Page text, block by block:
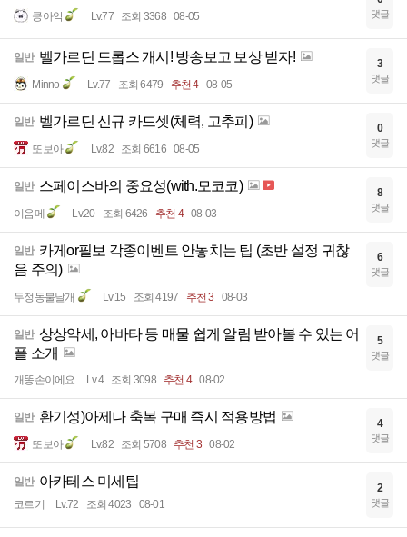
킁아악 Lv.77 조회 3368 08-05 댓글
일반 벨가르딘 드롭스 개시! 방송보고 보상 받자!
Minno Lv.77 조회 6479 추천 4 08-05
3
댓글
일반 벨가르딘 신규 카드셋(체력, 고추피)
또보아 Lv.82 조회 6616 08-05
0
댓글
일반 스페이스바의 중요성(with.모코코)
이음메 Lv.20 조회 6426 추천 4 08-03
8
댓글
일반 카게or필보 각종이벤트 안놓치는 팁 (초반 설정 귀찮
음 주의)
두정동불날개 Lv.15 조회 4197 추천 3 08-03
6
댓글
일반 상상악세, 아바타 등 매물 쉽게 알림 받아볼 수 있는 어
플 소개
개똥손이에요 Lv.4 조회 3098 추천 4 08-02
5
댓글
일반 환기성)아제나 축복 구매 즉시 적용방법
또보아 Lv.82 조회 5708 추천 3 08-02
4
댓글
일반 아카테스 미세팁
코르기 Lv.72 조회 4023 08-01
2
댓글